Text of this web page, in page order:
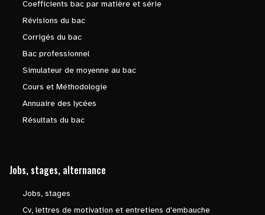
Coefficients bac par matière et série
Révisions du bac
Corrigés du bac
Bac professionnel
Simulateur de moyenne au bac
Cours et Méthodologie
Annuaire des lycées
Résultats du bac
Jobs, stages, alternance
Jobs, stages
Cv, lettres de motivation et entretiens d'embauche